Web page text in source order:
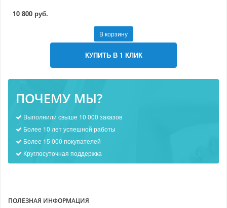
10 800 руб.
В корзину
КУПИТЬ В 1 КЛИК
ПОЧЕМУ МЫ?
Выполнили свыше 10 000 заказов
Более 10 лет успешной работы
Более 15 000 покупателей
Круглосуточная поддержка
ПОЛЕЗНАЯ ИНФОРМАЦИЯ